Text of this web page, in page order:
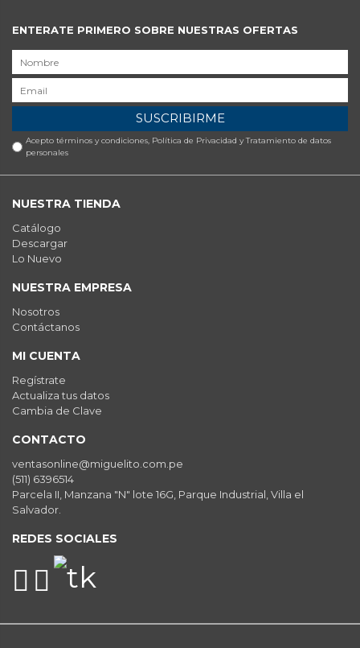
ENTERATE PRIMERO SOBRE NUESTRAS OFERTAS
SUSCRIBIRME
Acepto términos y condiciones, Política de Privacidad y Tratamiento de datos
personales
NUESTRA TIENDA
Catálogo
Descargar
Lo Nuevo
NUESTRA EMPRESA
Nosotros
Contáctanos
MI CUENTA
Regístrate
Actualiza tus datos
Cambia de Clave
CONTACTO
ventasonline@miguelito.com.pe
(511) 6396514
Parcela II, Manzana "N" lote 16G, Parque Industrial, Villa el
Salvador.
REDES SOCIALES